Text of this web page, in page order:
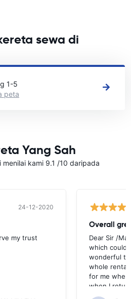
sewa di
kami di Vlissingen
1-5
peta
Yang Sah
menilai kami 9.1 /10 daripada
24-12-2020
my trust
Overall
Dear Sir /
which could
wonderful to
whole
for me
when I